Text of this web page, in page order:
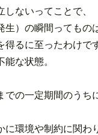
ないってことで、
）の瞬間ってもの
るに至ったわけです
な状態。
の一定期間のうち
環境や制約に関わ